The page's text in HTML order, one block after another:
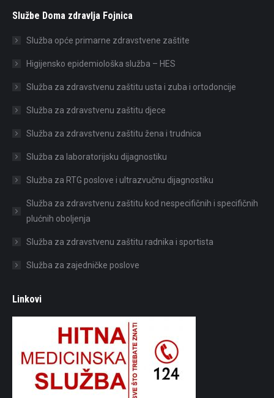
Službe Doma zdravlja Fojnica
Služba opće primarne zdravstvene zaštite
Higijensko epidemiološka služba – HES
Služba za zdravstvenu zaštitu usta i zuba i ortodoncije
Služba za zdravstvenu zaštitu djece
Služba za zdravstvenu zaštitu žena i trudnica
Služba za laboratorijsku dijagnostiku
Služba za RTG poslove i ultrazvučnu dijagnostiku
Služba za zdravstvenu zaštitu kod nespecifičnih i specifičnih
plućnih oboljenja
Služba za zdravstvenu zaštitu radnika i sportista
Služba za zajedničke poslove
Linkovi